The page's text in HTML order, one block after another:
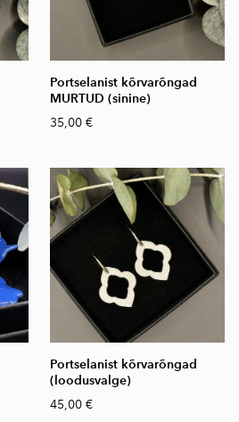
Portselanist kõrvarõngad
MURTUD (sinine)
35,00 €
Portselanist kõrvarõngad
(loodusvalge)
45,00 €